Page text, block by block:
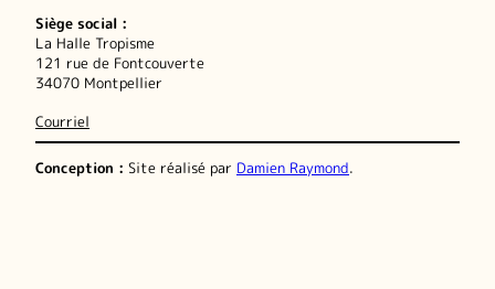
Siège social :
La Halle Tropisme
121 rue de Fontcouverte
34070 Montpellier
Courriel
Conception : Site réalisé par Damien Raymond.